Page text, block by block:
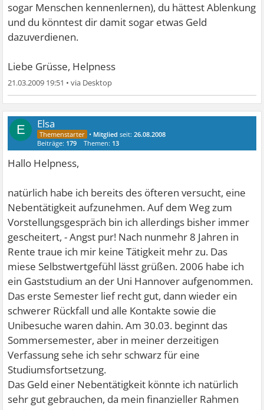
sogar Menschen kennenlernen), du hättest Ablenkung
und du könntest dir damit sogar etwas Geld
dazuverdienen.
Liebe Grüsse, Helpness
21.03.2009 19:51 •
E Elsa
• Mitglied seit:26.08.2008
Beiträge: 179 Themen: 13
Hallo Helpness,
natürlich habe ich bereits des öfteren versucht, eine
Nebentätigkeit aufzunehmen. Auf dem Weg zum
Vorstellungsgespräch bin ich allerdings bisher immer
gescheitert, - Angst pur! Nach nunmehr 8 Jahren in
Rente traue ich mir keine Tätigkeit mehr zu. Das
miese Selbstwertgefühl lässt grüßen. 2006 habe ich
ein Gaststudium an der Uni Hannover aufgenommen.
Das erste Semester lief recht gut, dann wieder ein
schwerer Rückfall und alle Kontakte sowie die
Unibesuche waren dahin. Am 30.03. beginnt das
Sommersemester, aber in meiner derzeitigen
Verfassung sehe ich sehr schwarz für eine
Studiumsfortsetzung.
Das Geld einer Nebentätigkeit könnte ich natürlich
sehr gut gebrauchen, da mein finanzieller Rahmen